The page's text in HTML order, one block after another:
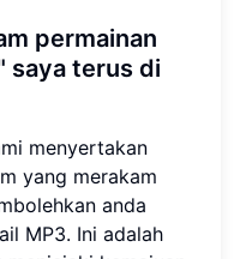
permainan
saya terus di
menyertakan
yang merakam
anda
MP3. Ini adalah